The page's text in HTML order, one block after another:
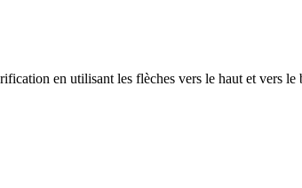
en utilisant les flèches vers le haut et vers